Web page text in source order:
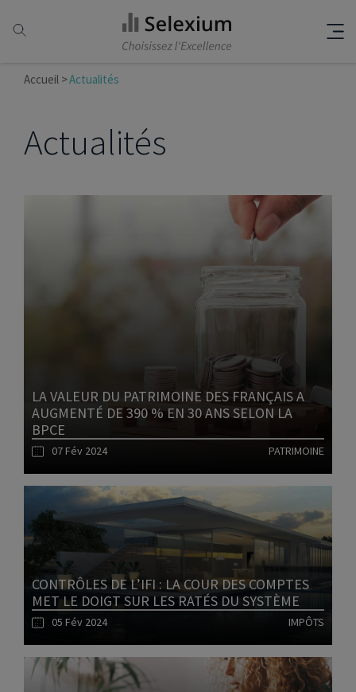
Accueil Actualités
Actualités
LA VALEUR DU PATRIMOINE DES FRANÇAIS A
AUGMENTÉ DE 390 % EN 30 ANS SELON LA
BPCE
07 Fév 2024 PATRIMOINE
CONTRÔLES DE L’IFI : LA COUR DES COMPTES
MET LE DOIGT SUR LES RATÉS DU SYSTÈME
05 Fév 2024 IMPÔTS
Lire l'article